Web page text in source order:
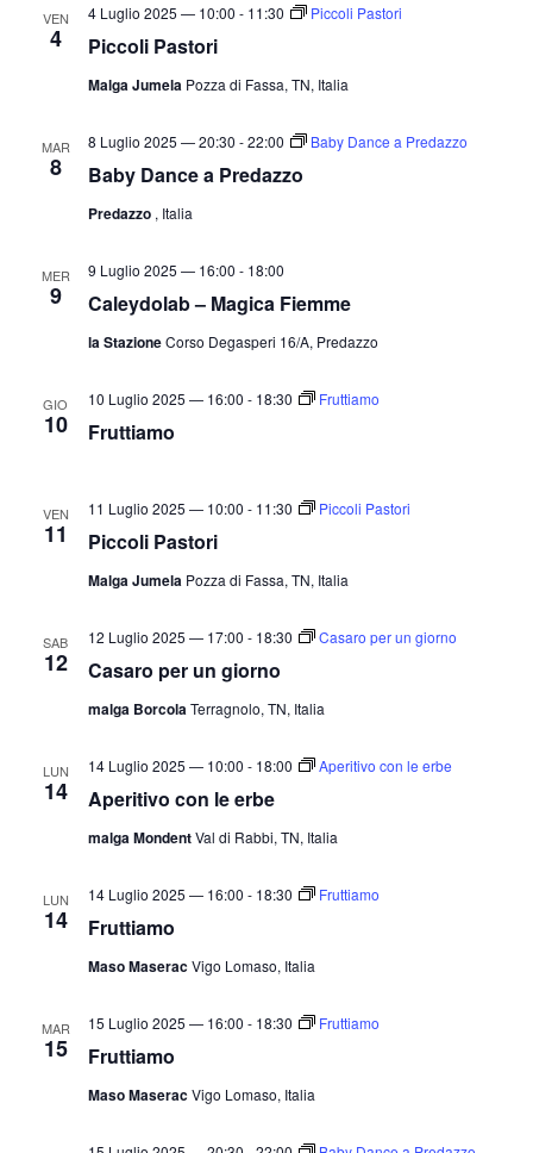
VEN
4 Piccoli Pastori
4 Luglio 2025 — 10:00 - 11:30 Piccoli Pastori
Malga Jumela Pozza di Fassa, TN, Italia
MAR
8 Baby Dance a Predazzo
8 Luglio 2025 — 20:30 -22:00 Baby Dance a Predazzo
Predazzo , Italia
MER
9 Caleydolab – Magica Fiemme
9 Luglio 2025 — 16:00 - 18:00
la StazioneCorso Degasperi 16/A, Predazzo
GIO
10 Fruttiamo
10 Luglio 2025 — 16:00 - 18:30 Fruttiamo
VEN
11 Piccoli Pastori
11 Luglio 2025 — 10:00 - 11:30 Piccoli Pastori
Malga Jumela Pozza di Fassa, TN, Italia
SAB
12 Casaro per un giorno
12 Luglio 2025 — 17:00 - 18:30 Casaro per un giorno
malga BorcolaTerragnolo, TN, Italia
LUN
14 Aperitivo con le erbe
14 Luglio 2025 — 10:00 - 18:00 Aperitivo con le erbe
malga MondentVal di Rabbi, TN, Italia
LUN
14 Fruttiamo
14 Luglio 2025 — 16:00 - 18:30 Fruttiamo
Maso MaseracVigo Lomaso, Italia
MAR
15 Fruttiamo
15 Luglio 2025 — 16:00 - 18:30 Fruttiamo
Maso MaseracVigo Lomaso, Italia